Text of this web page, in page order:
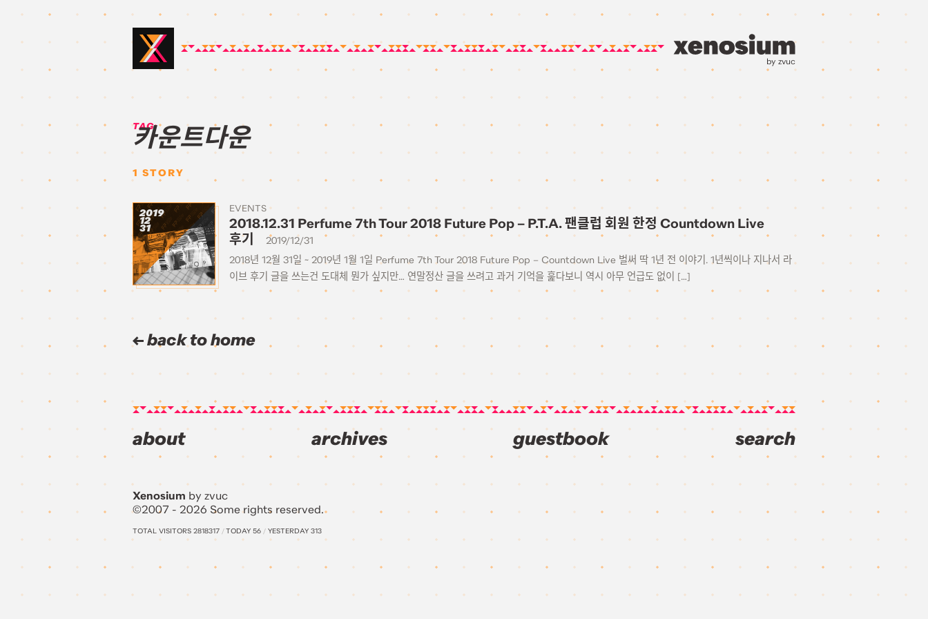
by zvuc
TAG:
카운트다운
1 STORY
2019
12
31
EVENTS
2018.12.31 Perfume 7th Tour 2018 Future Pop – P.T.A. 팬클럽 회원 한정 Countdown Live
후기
2019/12/31
2018년 12월 31일 ~ 2019년 1월 1일 Perfume 7th Tour 2018 Future Pop – Countdown Live 벌써 딱 1년 전 이야기. 1년씩이나 지나서 라
이브 후기 글을 쓰는건 도대체 뭔가 싶지만… 연말정산 글을 쓰려고 과거 기억을 훑다보니 역시 아무 언급도 없이 […]
back to home
about archives guestbook search
Xenosium by zvuc
©2007 - 2026 Some rights reserved.
TOTAL VISITORS 2818317 /TODAY 56 / YESTERDAY 313